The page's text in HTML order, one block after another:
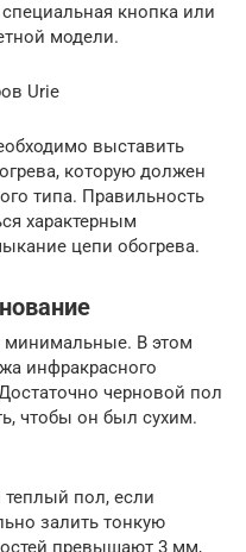
специальная кнопка или
модели.
Urie
выставить
которую должен
типа. Правильность
характерным
цепи обогрева.
минимальные. В этом
инфракрасного
черновой пол
чтобы он был сухим.
пол, если
залить тонкую
превышают 3 мм,